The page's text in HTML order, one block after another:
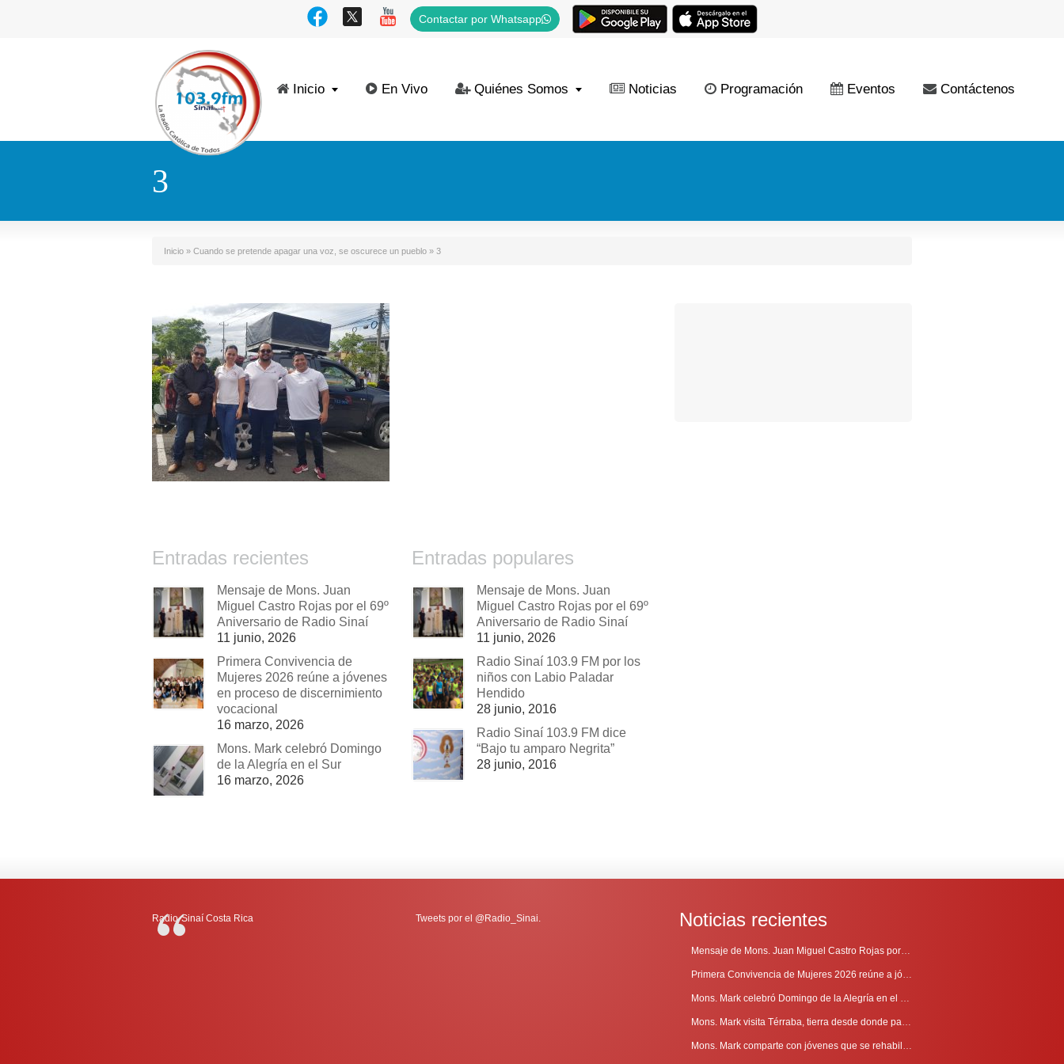
Contactar por Whatsapp
Inicio En Vivo Quiénes Somos Noticias Programación Eventos Contáctenos
3
Inicio » Cuando se pretende apagar una voz, se oscurece un pueblo » 3
Entradas recientes
Mensaje de Mons. Juan
Miguel Castro Rojas por el 69º
Aniversario de Radio Sinaí
11 junio, 2026
Primera Convivencia de
Mujeres 2026 reúne a jóvenes
en proceso de discernimiento
vocacional
16 marzo, 2026
Mons. Mark celebró Domingo
de la Alegría en el Sur
16 marzo, 2026
Entradas populares
Mensaje de Mons. Juan
Miguel Castro Rojas por el 69º
Aniversario de Radio Sinaí
11 junio, 2026
Radio Sinaí 103.9 FM por los
niños con Labio Paladar
Hendido
28 junio, 2016
Radio Sinaí 103.9 FM dice
“Bajo tu amparo Negrita”
28 junio, 2016
Radio-Sinaí Costa Rica Tweets por el @Radio_Sinai. Noticias recientes
Mensaje de Mons. Juan Miguel Castro Rojas por el 69º Aniversario de Radio Sinaí
Primera Convivencia de Mujeres 2026 reúne a jóvenes en proceso de discernimiento vocacional
Mons. Mark celebró Domingo de la Alegría en el Sur
Mons. Mark visita Térraba, tierra desde donde parte la evangelización
Mons. Mark comparte con jóvenes que se rehabilitan en Comunidad Cenáculo